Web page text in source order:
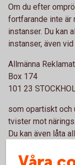
Om du efter
fortfarande inte är
instanser. Du kan
instanser, även
Allmänna
Box 174
101 23
som opartiskt och
tvister mot
Du kan även låta
Hit kan du